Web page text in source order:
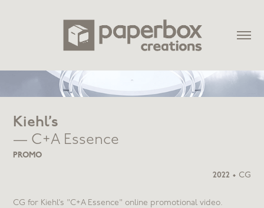
Kiehl’s
— C+A Essence
PROMO
2022 • CG
CG for Kiehl’s "C+A Essence" online promotional video.